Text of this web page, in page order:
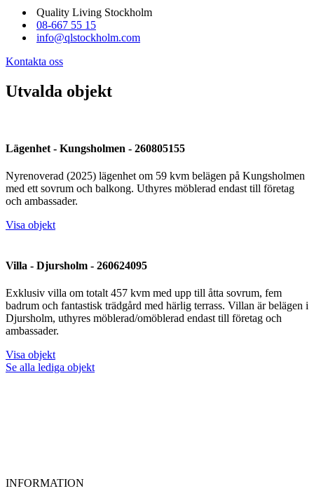
Quality Living Stockholm
08-667 55 15
info@qlstockholm.com
Kontakta oss
Utvalda objekt
Lägenhet - Kungsholmen - 260805155
Nyrenoverad (2025) lägenhet om 59 kvm belägen på Kungsholmen
med ett sovrum och balkong. Uthyres möblerad endast till företag
och ambassader.
Visa objekt
Villa - Djursholm - 260624095
Exklusiv villa om totalt 457 kvm med upp till åtta sovrum, fem
badrum och fantastisk trädgård med härlig terrass. Villan är belägen i
Djursholm, uthyres möblerad/omöblerad endast till företag och
ambassader.
Visa objekt
Se alla lediga objekt
INFORMATION